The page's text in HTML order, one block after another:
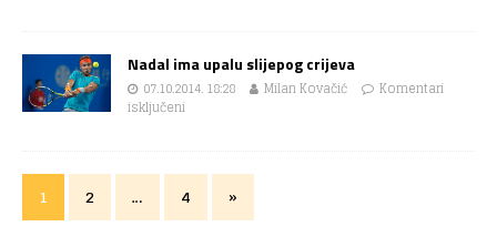
Nadal ima upalu slijepog crijeva
07.10.2014. 18:28 Milan Kovačić
Komentari
isključeni
1 2 … 4 »